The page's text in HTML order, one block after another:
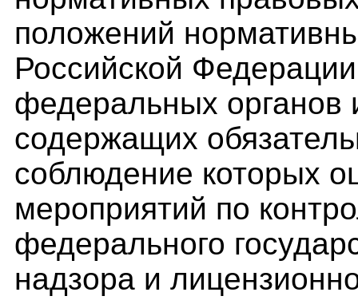
положений
Российской
федеральных органов
содержащих
соблюдение которых
мероприятий по
федерального
надзора и